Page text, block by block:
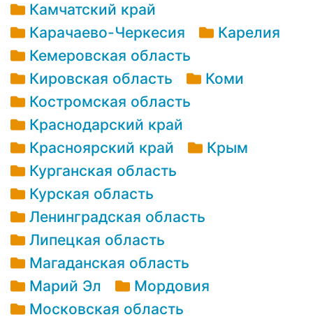
Камчатский край
Карачаево-Черкесия
Карелия
Кемеровская область
Кировская область
Коми
Костромская область
Краснодарский край
Красноярский край
Крым
Курганская область
Курская область
Ленинградская область
Липецкая область
Магаданская область
Марий Эл
Мордовия
Московская область